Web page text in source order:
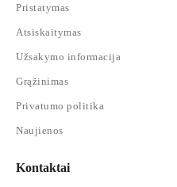
Pristatymas
Atsiskaitymas
Užsakymo informacija
Grąžinimas
Privatumo politika
Naujienos
Kontaktai